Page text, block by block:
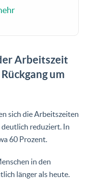
Arbeitszeit
um
sich die Arbeitszeiten
reduziert. In
60 Prozent.
in den
länger als heute.